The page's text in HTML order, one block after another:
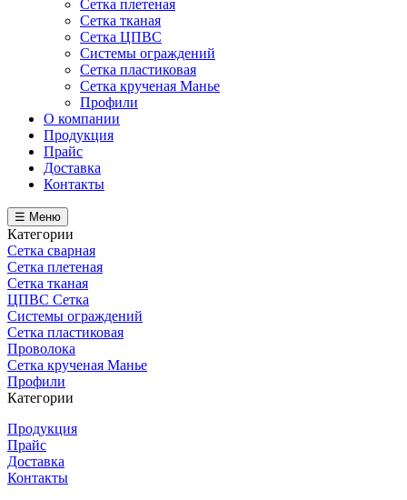
Сетка плетеная
Сетка тканая
Сетка ЦПВС
Системы ограждений
Сетка пластиковая
Сетка крученая Манье
Профили
О компании
Продукция
Прайс
Доставка
Контакты
☰ Меню
Категории
Сетка сварная
Сетка плетеная
Сетка тканая
ЦПВС Сетка
Системы ограждений
Сетка пластиковая
Проволока
Сетка крученая Манье
Профили
Категории
Продукция
Прайс
Доставка
Контакты